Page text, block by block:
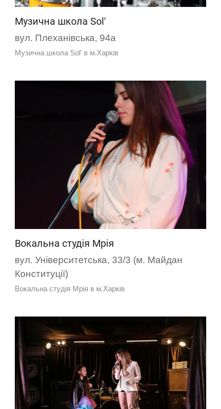
Музична школа Sol'
вул. Плеханівська, 94а
Музична школа Sol' в м.Харків
Вокальна студія Мрія
вул. Університетська, 33/3 (м. Майдан
Конституції)
Вокальна студія Мрія в м.Харків